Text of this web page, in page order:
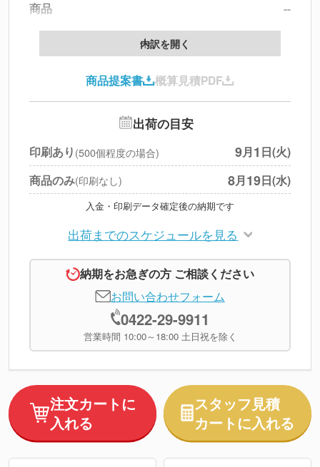
商品
--
製版代
印刷代
北海道・沖縄・離島 別途
円
※上記小計は税別です
内訳を開く
商品提案書 概算見積PDF
出荷の目安
印刷あり (500個程度の場合) 9月1 日(火)
商品のみ(印刷なし) 8月19日(水)
入金・印刷データ確定後の納期です
出荷までのスケジュールを見る
納期をお急ぎの方 ご相談ください
お問い合わせフォーム
0422-29-9911
営業時間 10:00～18:00 土日祝を除く
注文カートに
入れる
スタッフ見積
カートに入れる